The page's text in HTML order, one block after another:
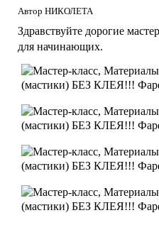
Автор НИКОЛЕТА
Здравствуйте дорогие
для начинающих.